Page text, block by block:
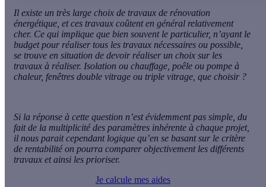
Il existe un très large choix de travaux de rénovation
énergétique, et ces travaux coûtent en général relativement
cher. Ce qui implique que bien souvent le particulier, n’ayant le
budget pour réaliser tous les travaux nécessaires ou possible,
se trouve en situation de devoir réaliser un choix sur les
travaux à réaliser. Isolation ou chauffage, poêle ou pompe à
chaleur, fenêtres double vitrage ou triple vitrage, que choisir ?
Si la réponse à cette question n’est évidemment pas simple, du
fait de la multiplicité des paramètres inhérente à chaque projet,
il nous parait cependant logique qu’en se basant sur le critère
de rentabilité on pourra comparer objectivement les différents
travaux et ainsi les prioriser.
Je calcule mes aides